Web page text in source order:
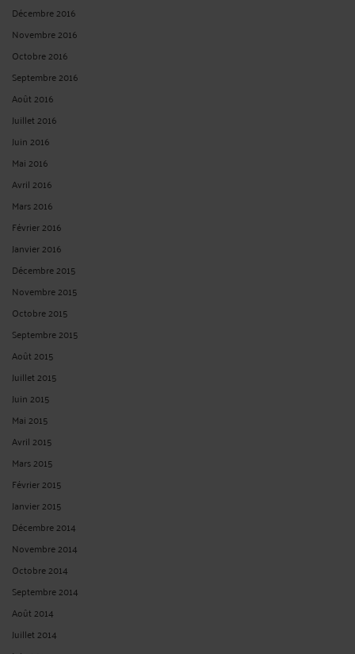
Décembre 2016
Novembre 2016
Octobre 2016
Septembre 2016
Août 2016
Juillet 2016
Juin 2016
Mai 2016
Avril 2016
Mars 2016
Février 2016
Janvier 2016
Décembre 2015
Novembre 2015
Octobre 2015
Septembre 2015
Août 2015
Juillet 2015
Juin 2015
Mai 2015
Avril 2015
Mars 2015
Février 2015
Janvier 2015
Décembre 2014
Novembre 2014
Octobre 2014
Septembre 2014
Août 2014
Juillet 2014